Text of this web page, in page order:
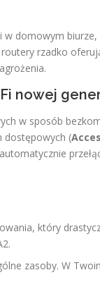
w domowym
rzadko
nowej
w sposób
dostępowych (
który
zasoby. W